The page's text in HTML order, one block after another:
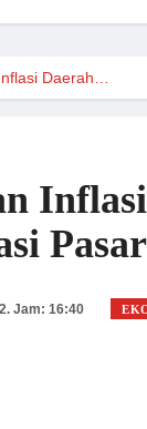
Daerah…
Pasar
Jam: 16:40